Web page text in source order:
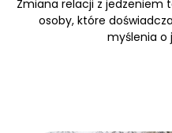
Zmiana relacji z jedzeniem
osoby, które
myślenia o